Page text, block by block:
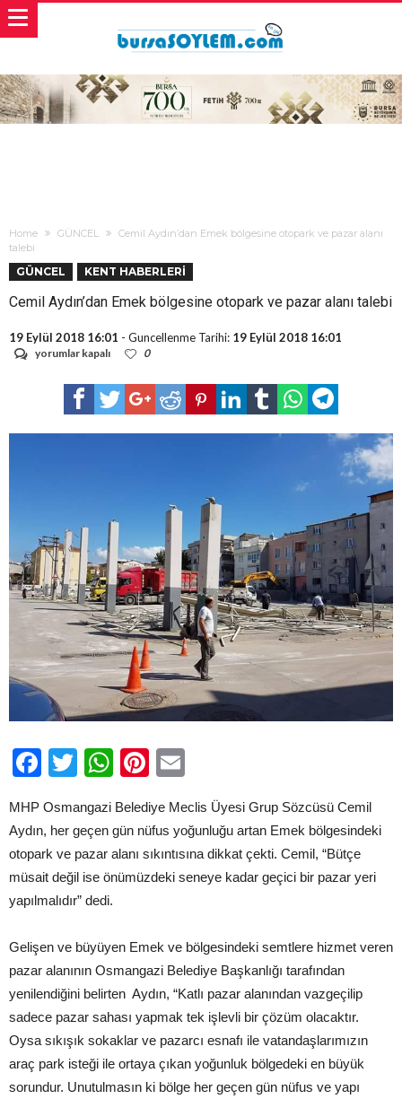
Home GÜNCEL
Cemil Aydın’dan Emek bölgesine otopark ve pazar alanı
talebi
GÜNCEL KENT HABERLERİ
Cemil Aydın’dan Emek bölgesine otopark ve pazar alanı talebi
19 Eylül 2018 16:01 - Guncellenme Tarihi: 19 Eylül 2018 16:01
Cemil
bölgesine
yorumlar kapalı 0
Facebook
TwitterWhatsApp
Pinterest
MHP Osmangazi Belediye Meclis Üyesi Grup Sözcüsü Cemil
Aydın, her geçen gün nüfus yoğunluğu artan Emek bölgesindeki
otopark ve pazar alanı sıkıntısına dikkat çekti. Cemil, “Bütçe
müsait değil ise önümüzdeki seneye kadar geçici bir pazar yeri
yapılmalıdır” dedi.
Gelişen ve büyüyen Emek ve bölgesindeki semtlere hizmet veren
pazar alanının Osmangazi Belediye Başkanlığı tarafından
yenilendiğini belirten Aydın, “Katlı pazar alanından vazgeçilip
sadece pazar sahası yapmak tek işlevli bir çözüm olacaktır.
Oysa sıkışık sokaklar ve pazarcı esnafı ile vatandaşlarımızın
araç park isteği ile ortaya çıkan yoğunluk bölgedeki en büyük
sorundur. Unutulmasın ki bölge her geçen gün nüfus ve yapı